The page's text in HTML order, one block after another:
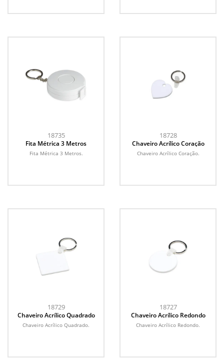
18735
Fita Métrica 3 Metros
Fita Métrica 3 Metros.
18728
Chaveiro Acrílico Coração
Chaveiro Acrílico Coração.
18729
Chaveiro Acrílico Quadrado
Chaveiro Acrílico Quadrado.
18727
Chaveiro Acrílico Redondo
Chaveiro Acrílico Redondo.